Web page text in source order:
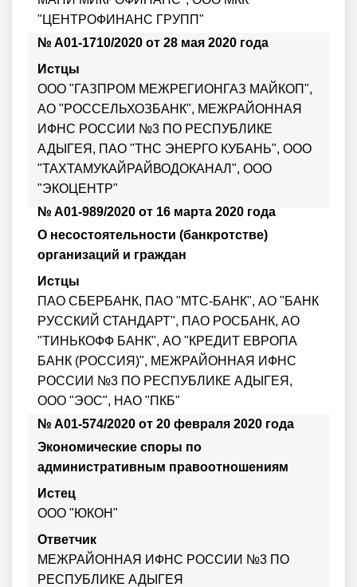
"ЦЕНТРОФИНАНС ГРУПП"
№ А01-1710/2020 от 28 мая 2020 года
Истцы
ООО "ГАЗПРОМ МЕЖРЕГИОНГАЗ МАЙКОП",
АО "РОССЕЛЬХОЗБАНК", МЕЖРАЙОННАЯ
ИФНС РОССИИ №3 ПО РЕСПУБЛИКЕ
АДЫГЕЯ, ПАО "ТНС ЭНЕРГО КУБАНЬ", ООО
"ТАХТАМУКАЙРАЙВОДОКАНАЛ", ООО
"ЭКОЦЕНТР"
№ А01-989/2020 от 16 марта 2020 года
О несостоятельности (банкротстве)
организаций и граждан
Истцы
ПАО СБЕРБАНК, ПАО "МТС-БАНК", АО "БАНК
РУССКИЙ СТАНДАРТ", ПАО РОСБАНК, АО
"ТИНЬКОФФ БАНК", АО "КРЕДИТ ЕВРОПА
БАНК (РОССИЯ)", МЕЖРАЙОННАЯ ИФНС
РОССИИ №3 ПО РЕСПУБЛИКЕ АДЫГЕЯ,
ООО "ЭОС", НАО "ПКБ"
№ А01-574/2020 от 20 февраля 2020 года
Экономические споры по
административным правоотношениям
Истец
ООО "ЮКОН"
Ответчик
МЕЖРАЙОННАЯ ИФНС РОССИИ №3 ПО
РЕСПУБЛИКЕ АДЫГЕЯ